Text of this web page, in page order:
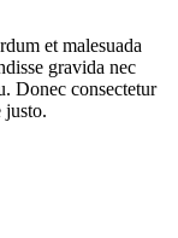
et malesuada
gravida nec
Donec consectetur
justo.